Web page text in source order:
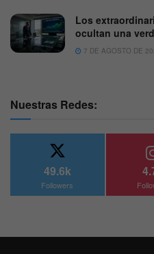
Los
ocultan una
7 DE AGOSTO DE
Nuestras Redes:
49.6k
Followers